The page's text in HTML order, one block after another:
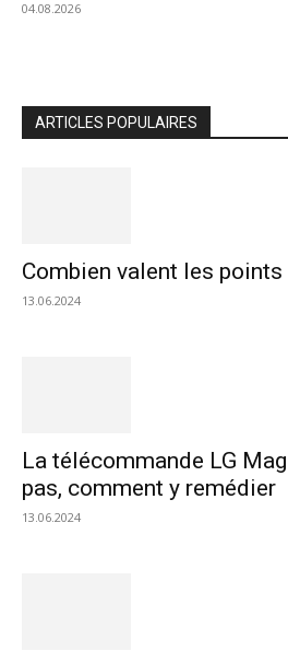
04.08.2026
ARTICLES POPULAIRES
Combien valent les
13.06.2024
La télécommande LG
pas, comment y remédier
13.06.2024